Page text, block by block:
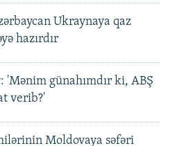
Ukraynaya qaz
hazırdır
'Mənim günahımdır ki, ABŞ
verib?'
Moldovaya səfəri